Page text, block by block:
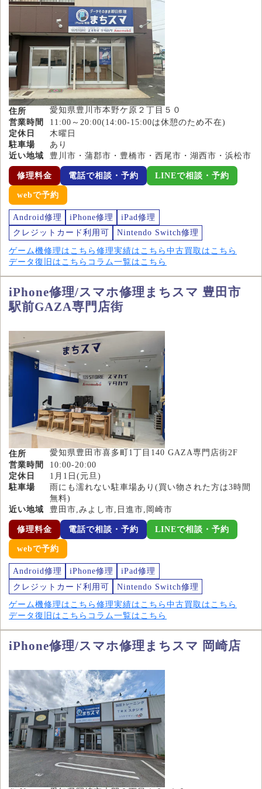
住所
愛知県豊川市本野ケ原２丁目５０
営業時間
11:00～20:00(14:00-15:00は休憩のため不在)
定休日
木曜日
駐車場
あり
近い地域
豊川市・蒲郡市・豊橋市・西尾市・湖西市・浜松市
修理料金 電話で相談・予約 LINEで相談・予約
webで予約
Android修理 iPhone修理
iPad修理
クレジットカード利用可
Nintendo Switch修理
ゲーム機修理はこちら 修理実績はこちら 中古買取はこちら
データ復旧はこちら コラム一覧はこちら
iPhone修理/スマホ修理まちスマ 豊田市
駅前GAZA専門店街
住所
愛知県豊田市喜多町1丁目140 GAZA専門店街2F
営業時間
10:00-20:00
定休日
1月1日(元旦)
駐車場
雨にも濡れない駐車場あり(買い物された方は3時間
無料)
近い地域
豊田市,みよし市,日進市,岡崎市
修理料金 電話で相談・予約 LINEで相談・予約
webで予約
Android修理 iPhone修理
iPad修理
クレジットカード利用可
Nintendo Switch修理
ゲーム機修理はこちら 修理実績はこちら 中古買取はこちら
データ復旧はこちら コラム一覧はこちら
iPhone修理/スマホ修理まちスマ 岡崎店